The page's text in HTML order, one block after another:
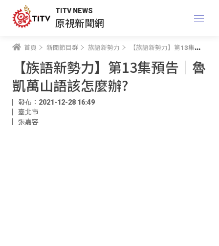
TITV NEWS
原視新聞網
首頁 新聞節目群 族語新勢力 【族語新勢力】第13集預告｜魯凱萬山語該怎麼辦?
【族語新勢力】第13集預告｜魯
凱萬山語該怎麼辦?
發布：2021-12-28 16:49
臺北市
張嘉容